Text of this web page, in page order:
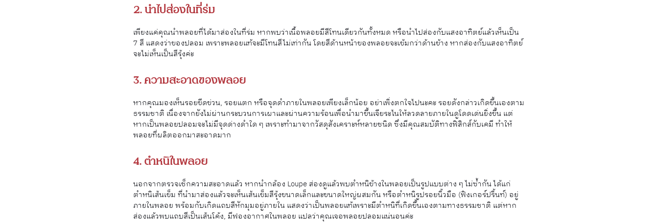
2. นำไปส่องในที่ร่ม
เพียงแค่คุณนำพลอยที่ได้มาส่องในที่ร่ม หากพบว่าเนื้อพลอยมีสีโทนเดียวกันทั้งหมด หรือนำไปส่องกับแสงอาทิตย์แล้วเห็นเป็น
7 สี แสดงว่าของปลอม เพราะพลอยแท้จะมีโทนสีไม่เท่ากัน โดยสีด้านหน้าของพลอยจะเข้มกว่าด้านข้าง หากส่องกับแสงอาทิตย์
จะไม่เห็นเป็นสีรุ้งค่ะ
3. ความสะอาดของพลอย
หากคุณมองเห็นรอยขีดข่วน, รอยแตก หรือจุดดำภายในพลอยเพียงเล็กน้อย อย่าเพิ่งตกใจไปนะคะ รอยดังกล่าวเกิดขึ้นเองตาม
ธรรมชาติ เนื่องจากยังไม่ผ่านกระบวนการเผาและผ่านความร้อนเพื่อนำมาขึ้นเจียระไนให้ลวดลายภายในดูโดดเด่นยิ่งขึ้น แต่
หากเป็นพลอยปลอมจะไม่มีจุดด่างดำใด ๆ เพราะทำมาจากวัสดุสังเคราะห์หลายชนิด ซึ่งมีคุณสมบัติทางฟิสิกส์กับเคมี ทำให้
พลอยที่ผลิตออกมาสะอาดมาก
4. ตำหนิในพลอย
นอกจากตรวจเช็กความสะอาดแล้ว หากนำกล้อง Loupe ส่องดูแล้วพบตำหนิข้างในพลอยเป็นรูปแบบต่าง ๆ ไม่ซ้ำกัน ได้แก่
ตำหนิเส้นเข็ม ที่นำมาส่องแล้วจะเห็นเส้นเข็มสีรุ้งขนาดเล็กและขนาดใหญ่ผสมกัน หรือตำหนิรูปรอยนิ้วมือ (ฟิงเกอร์ปริ้นท์) อยู่
ภายในพลอย พร้อมกับเกิดแถบสีหักมุมอยู่ภายใน แสดงว่าเป็นพลอยแท้เพราะมีตำหนิที่เกิดขึ้นเองตามทางธรรมชาติ แต่หาก
ส่องแล้วพบแถบสีเป็นเส้นโค้ง, มีฟองอากาศในพลอย แปลว่าคุณเจอพลอยปลอมแน่นอนค่ะ